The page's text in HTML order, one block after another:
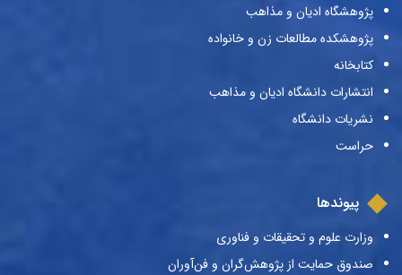
پژوهشگاه ادیان و مذاهب
پژوهشکده مطالعات زن و خانواده
کتابخانه
انتشارات دانشگاه ادیان و مذاهب
نشریات دانشگاه
حراست
پیوندها
وزارت علوم و تحقیقات و فناوری
صندوق حمایت از پژوهش‌گران و فن‌آوران